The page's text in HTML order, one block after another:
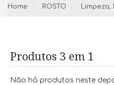
Home ROSTO
Produtos 3 em 1
Não há produtos neste